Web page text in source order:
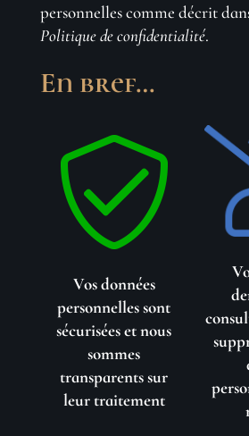
personnelles comme décrit
Politique de confidentialité.
En bref…
Vos données
personnelles sont
sécurisées et nous
sommes
transparents sur
leur traitement